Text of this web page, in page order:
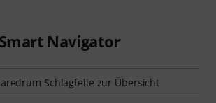
Smart Navigator
Schlagfelle zur Übersicht